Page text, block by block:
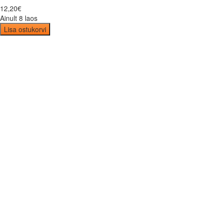
12,20€
Ainult 8 laos
Lisa ostukorvi